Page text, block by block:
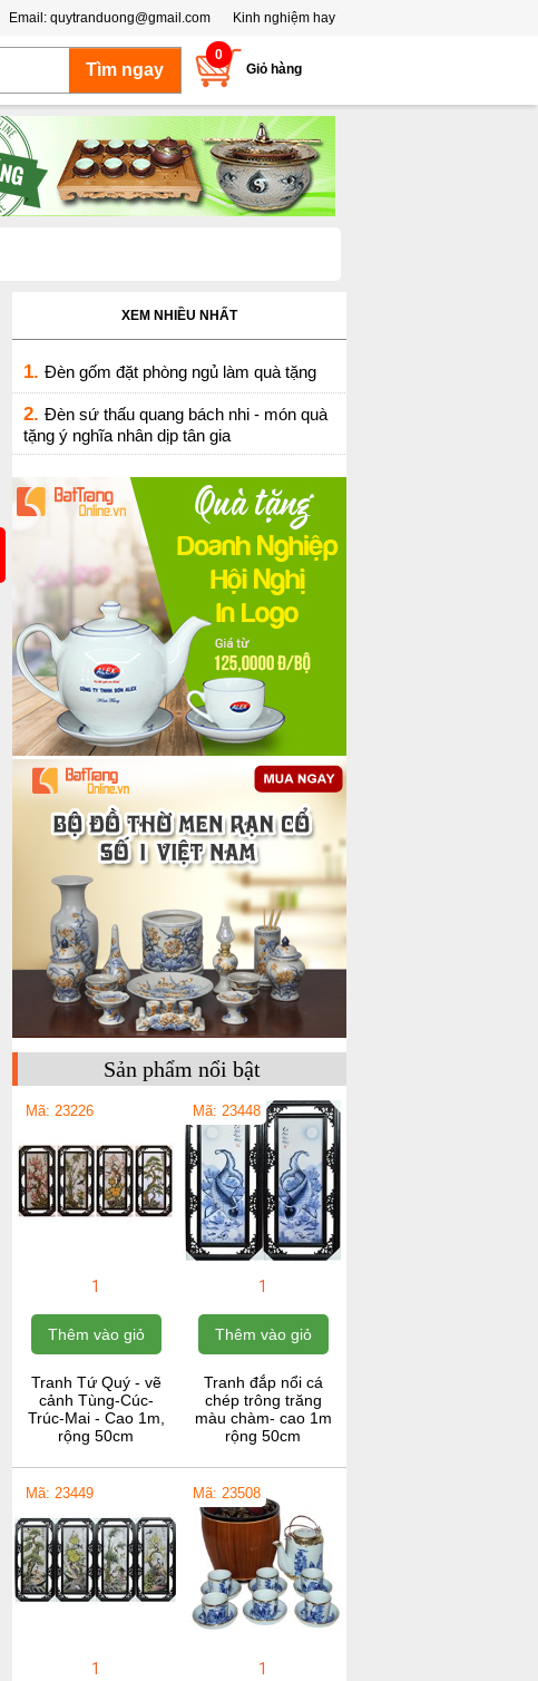
Email: quytranduong@gmail.com Kinh nghiệm hay
0
Giỏ hàng
XEM NHIỀU NHẤT
1. Đèn gốm đặt phòng ngủ làm quà tặng
2. Đèn sứ thấu quang bách nhi - món quà
tặng ý nghĩa nhân dịp tân gia
Sản phẩm nổi bật
Mã: 23226
1
Thêm vào giỏ
Tranh Tứ Quý - vẽ
cảnh Tùng-Cúc-
Trúc-Mai - Cao 1m,
rộng 50cm
Mã: 23448
1
Thêm vào giỏ
Tranh đắp nổi cá
chép trông trăng
màu chàm- cao 1m
rộng 50cm
Mã: 23449
1
Mã: 23508
1